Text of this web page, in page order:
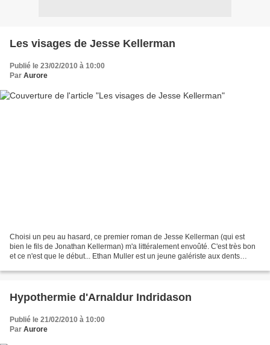
Les visages de Jesse Kellerman
Publié le 23/02/2010 à 10:00
Par Aurore
Choisi un peu au hasard, ce premier roman de Jesse Kellerman (qui est
bien le fils de Jonathan Kellerman) m'a littéralement envoûté. C'est très bon
et ce n'est que le début... Ethan Muller est un jeune galériste aux dents
Hypothermie d'Arnaldur Indridason
Publié le 21/02/2010 à 10:00
Par Aurore